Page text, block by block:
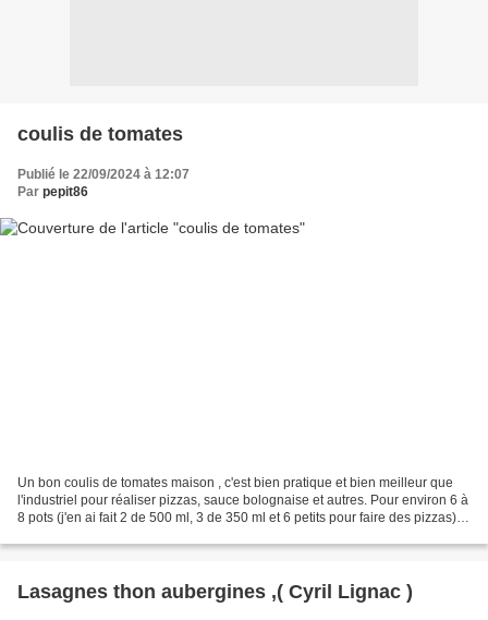
coulis de tomates
Publié le 22/09/2024 à 12:07
Par pepit86
Un bon coulis de tomates maison , c'est bien pratique et bien meilleur que
l'industriel pour réaliser pizzas, sauce bolognaise et autres. Pour environ 6 à
8 pots (j'en ai fait 2 de 500 ml, 3 de 350 ml et 6 petits pour faire des pizzas) 5
Lasagnes thon aubergines ,( Cyril Lignac )